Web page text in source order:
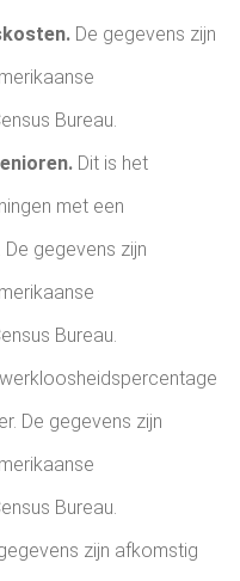
De gegevens zijn
Bureau.
Dit is het
met een
gegevens zijn
Bureau.
De gegevens zijn
Bureau.
zijn afkomstig